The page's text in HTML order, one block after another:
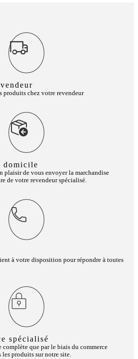
produits chez votre revendeur
domicile
plaisir de vous envoyer la marchandise
de votre revendeur spécialisé.
à votre disposition pour répondre à toutes
spécialisé
complète que par le biais du commerce
produits sur notre site.